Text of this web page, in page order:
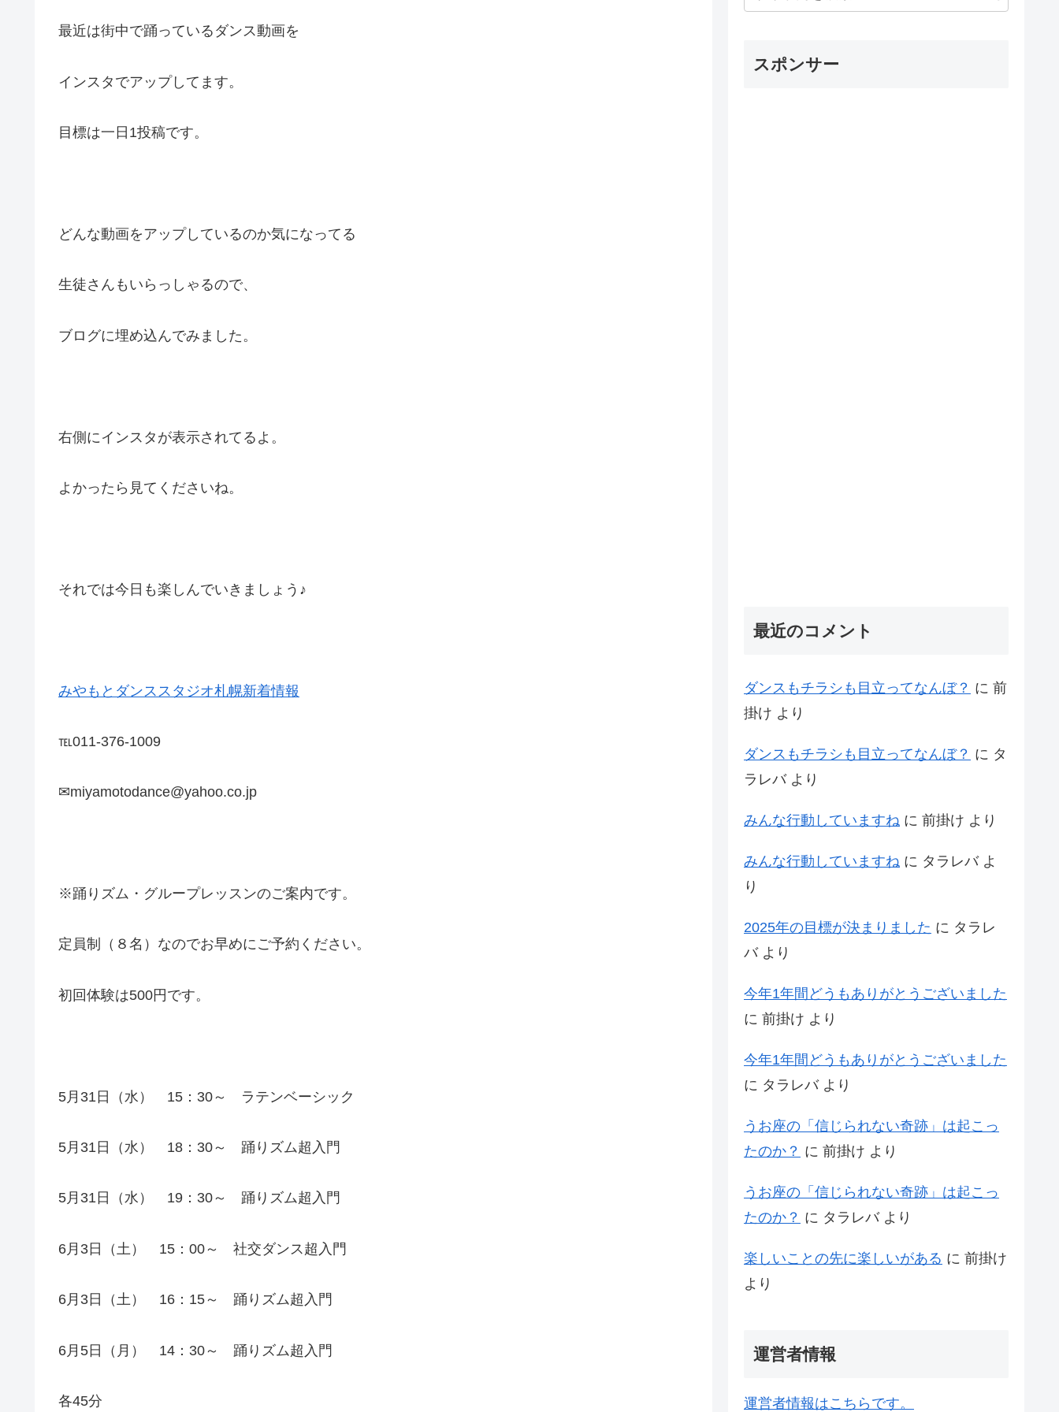
最近は街中で踊っているダンス動画を
インスタでアップしてます。
目標は一日1投稿です。
どんな動画をアップしているのか気になってる
生徒さんもいらっしゃるので、
ブログに埋め込んでみました。
右側にインスタが表示されてるよ。
よかったら見てくださいね。
それでは今日も楽しんでいきましょう♪
みやもとダンススタジオ札幌新着情報
℡011-376-1009
✉miyamotodance@yahoo.co.jp
※踊りズム・グループレッスンのご案内です。
定員制（８名）なのでお早めにご予約ください。
初回体験は500円です。
5月31日（水） 15：30～ ラテンベーシック
5月31日（水） 18：30～ 踊りズム超入門
5月31日（水） 19：30～ 踊りズム超入門
6月3日（土） 15：00～ 社交ダンス超入門
6月3日（土） 16：15～ 踊りズム超入門
6月5日（月） 14：30～ 踊りズム超入門
各45分
スポンサー
最近のコメント
ダンスもチラシも目立ってなんぼ？ に 前
掛け より
ダンスもチラシも目立ってなんぼ？ に タ
ラレバより
みんな行動していますね に 前掛け より
みんな行動していますね に タラレバよ
り
2025年の目標が決まりました に タラレ
バより
今年1年間どうもありがとうございました
に 前掛け より
今年1年間どうもありがとうございました
に タラレバより
うお座の「信じられない奇跡」は起こっ
たのか？ に 前掛け より
うお座の「信じられない奇跡」は起こっ
たのか？ に タラレバより
楽しいことの先に楽しいがある に 前掛け
より
運営者情報
運営者情報はこちらです。